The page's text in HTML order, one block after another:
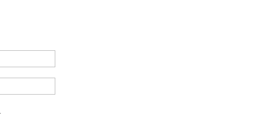
Posta:*